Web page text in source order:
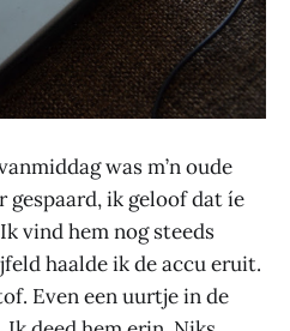
was m’n oude
gespaard, ik geloof dat íe
vind hem nog steeds
haalde ik de accu eruit.
Even een uurtje in de